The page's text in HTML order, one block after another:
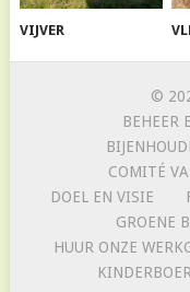
VIJVER
©
BEHEER
COMITÉ
DOEL EN VISIE
GROENE
HUUR ONZE